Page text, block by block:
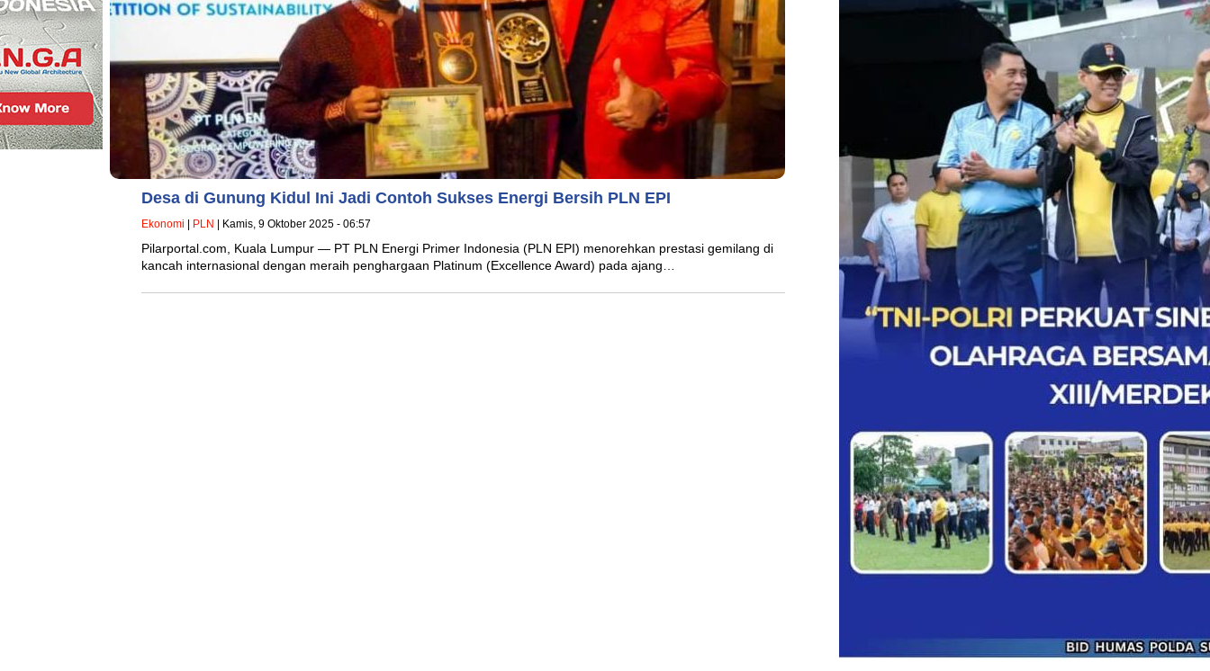
Desa di Gunung Kidul Ini Jadi Contoh Sukses Energi Bersih PLN EPI
Ekonomi | PLN | Kamis, 9 Oktober 2025 - 06:57
Pilarportal.com, Kuala Lumpur — PT PLN Energi Primer Indonesia (PLN EPI) menorehkan prestasi gemilang di
kancah internasional dengan meraih penghargaan Platinum (Excellence Award) pada ajang…